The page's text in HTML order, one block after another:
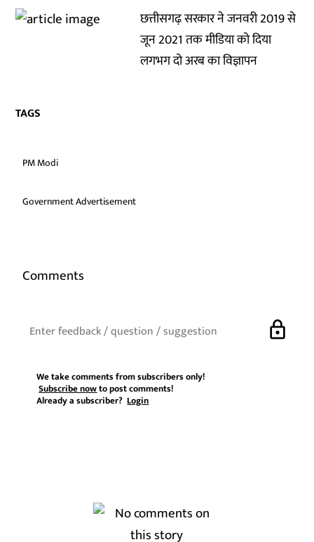
छत्तीसगढ़ सरकार ने जनवरी 2019 से
जून 2021 तक मीडिया को दिया
लगभग दो अरब का विज्ञापन
TAGS
PM Modi
Government Advertisement
Comments
lock
We take comments from subscribers only!
Subscribe nowto post comments!
Already a subscriber?Login